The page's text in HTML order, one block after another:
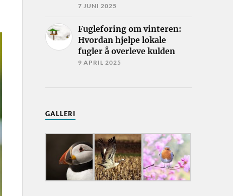
7 JUNI 2025
Fugleforing om vinteren:
Hvordan hjelpe lokale
fugler å overleve kulden
9 APRIL 2025
GALLERI